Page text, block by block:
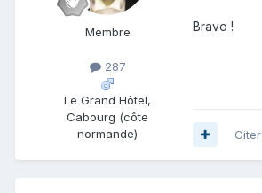
Membre
287
Le Grand Hôtel,
Cabourg (côte
normande)
Bravo !
Citer